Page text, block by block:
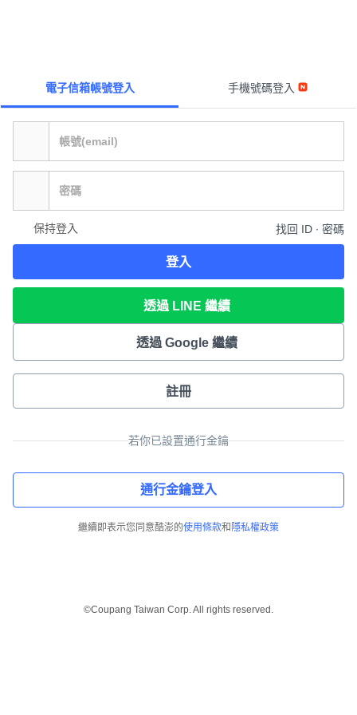
電子信箱帳號登入 手機號碼登入
保持登入 找回 ID ∙ 密碼
登入
透過 LINE 繼續
透過 Google 繼續
註冊
若你已設置通行金鑰
通行金鑰登入
繼續即表示您同意酷澎的使用條款和 隱私權政策
©Coupang Taiwan Corp. All rights reserved.